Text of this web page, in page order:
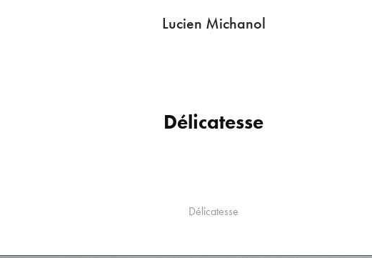
Lucien Michanol
Délicatesse
Délicatesse